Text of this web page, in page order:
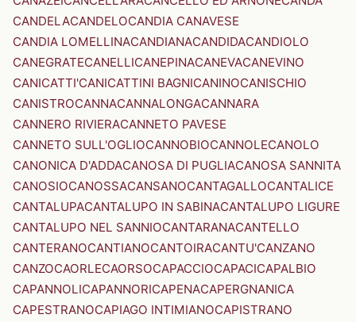
CANDELACANDELOCANDIA CANAVESE
CANDIA LOMELLINACANDIANACANDIDACANDIOLO
CANEGRATECANELLICANEPINACANEVACANEVINO
CANICATTI'CANICATTINI BAGNICANINOCANISCHIO
CANISTROCANNACANNALONGACANNARA
CANNERO RIVIERACANNETO PAVESE
CANNETO SULL'OGLIOCANNOBIOCANNOLECANOLO
CANONICA D'ADDACANOSA DI PUGLIACANOSA SANNITA
CANOSIOCANOSSACANSANOCANTAGALLOCANTALICE
CANTALUPACANTALUPO IN SABINACANTALUPO LIGURE
CANTALUPO NEL SANNIOCANTARANACANTELLO
CANTERANOCANTIANOCANTOIRACANTU'CANZANO
CANZOCAORLECAORSOCAPACCIOCAPACICAPALBIO
CAPANNOLICAPANNORICAPENACAPERGNANICA
CAPESTRANOCAPIAGO INTIMIANOCAPISTRANO